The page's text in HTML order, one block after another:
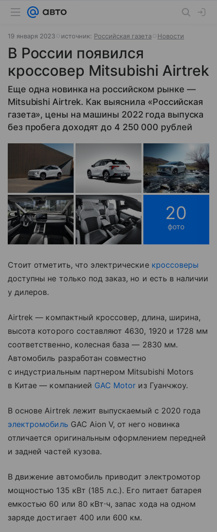
19 января 2023 источник: Российская газета Новости
В России появился
кроссовер Mitsubishi Airtrek
Еще одна новинка на российском рынке —
Mitsubishi Airtrek. Как выяснила «Российская
газета», цены на машины 2022 года выпуска
без пробега доходят до 4 250 000 рублей
20
фото
Стоит отметить, что электрические кроссоверы
доступны не только под заказ, но и есть в наличии
у дилеров.
Airtrek — компактный кроссовер, длина, ширина,
высота которого составляют 4630, 1920 и 1728 мм
соответственно, колесная база — 2830 мм.
Автомобиль разработан совместно
с индустриальным партнером Mitsubishi Motors
в Китае — компанией GAC Motor из Гуанчжоу.
В основе Airtrek лежит выпускаемый с 2020 года
электромобиль GAC Aion V, от него новинка
отличается оригинальным оформлением передней
и задней частей кузова.
В движение автомобиль приводит электромотор
мощностью 135 кВт (185 л.с.). Его питает батарея
емкостью 60 или 80 кВт⋅ч, запас хода на одном
заряде достигает 400 или 600 км.